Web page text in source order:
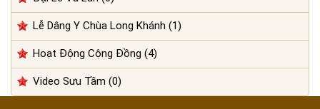
Lễ Dâng Y Chùa Long Khánh (1)
Hoạt Động Cộng Đồng (4)
Video Sưu Tầm (0)